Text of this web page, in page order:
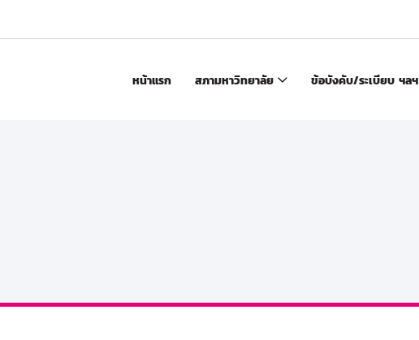
หน้าแรก สภามหาวิทยาลัย ข้อบังคับ/ระเบียบ ฯลฯ